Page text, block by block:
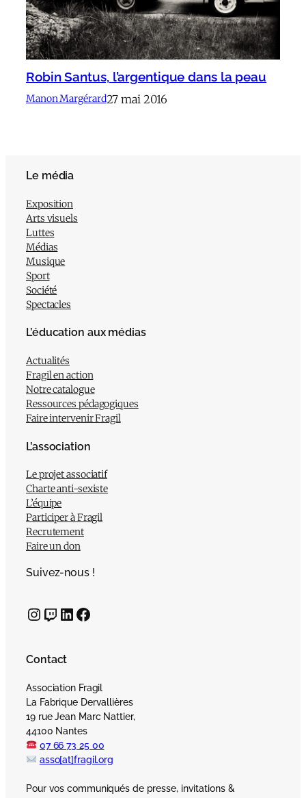
Robin Santus, l’argentique dans la peau
Manon Margérard27 mai 2016
Le média
Exposition
Arts visuels
Luttes
Médias
Musique
Sport
Société
Spectacles
L’éducation aux médias
Actualités
Fragil en action
Notre catalogue
Ressources pédagogiques
Faire intervenir Fragil
L’association
Le projet associatif
Charte anti-sexiste
L’équipe
Participer à Fragil
Recrutement
Faire un don
Suivez-nous !
InstagramTwitch LinkedIn Facebook
Contact
Association Fragil
La Fabrique Dervallières
19 rue Jean Marc Nattier,
44100 Nantes
07 66 73 25 00
asso[at]fragil.org
Pour vos communiqués de presse, invitations &